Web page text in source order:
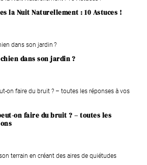
la Nuit Naturellement : 10 Astuces !
dans son jardin ?
on faire du bruit ? – toutes les